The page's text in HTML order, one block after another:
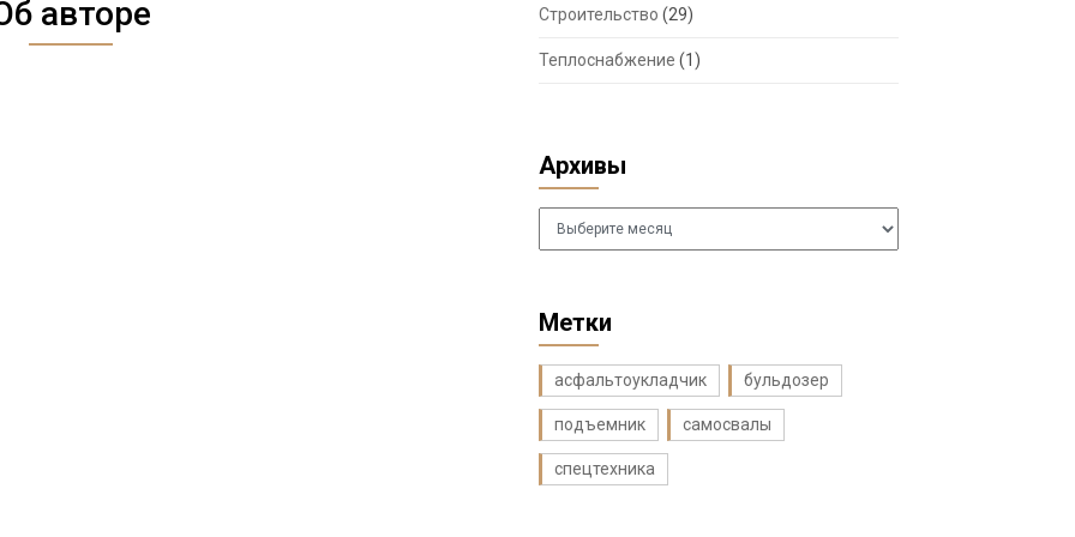
авторе Строительство (29)
Теплоснабжение (1)
Архивы
Архивы
Метки
асфальтоукладчик бульдозер
подъемник самосвалы
спецтехника